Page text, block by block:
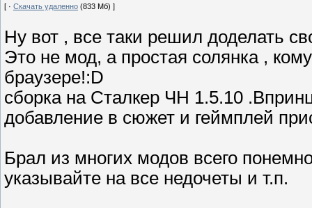
[ · Скачать удаленно (833 Мб) ]
Ну вот , все таки решил доделать
Это не мод, а простая солянка ,
браузере!:D
сборка на Сталкер ЧН 1.5.10
добавление в сюжет и геймплей
Брал из многих модов всего
указывайте на все недочеты и т.п.